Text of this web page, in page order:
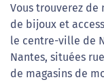
Vous trouverez de
de bijoux et
le centre-ville de
Nantes, situées
de magasins de